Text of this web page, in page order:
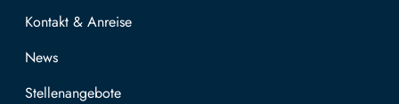
Kontakt & Anreise
News
Stellenangebote